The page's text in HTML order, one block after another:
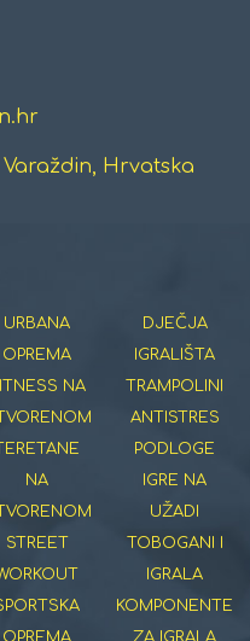
Varaždin, Hrvatska
URBANA
OPREMA
NA
NA
STREET
OPREMA
DJEČJA
IGRALIŠTA
TRAMPOLINI
ANTISTRES
PODLOGE
IGRE NA
UŽADI
TOBOGANI I
IGRALA
KOMPONENTE
ZA IGRALA